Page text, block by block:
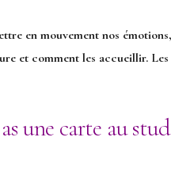
en mouvement nos
et comment les accueillir.
une carte au